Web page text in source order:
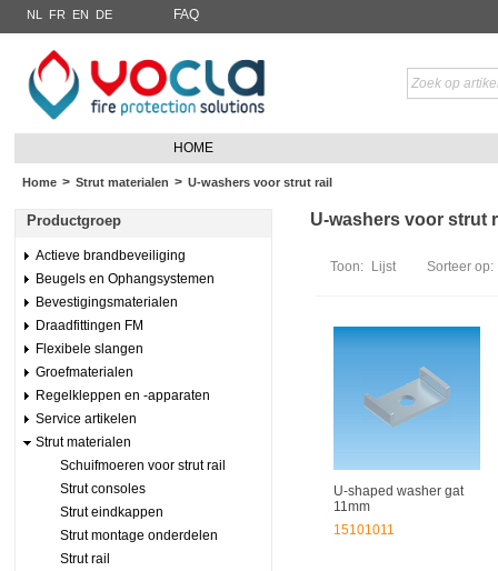
NL FR EN DE FAQ
HOME
Home > Strut materialen > U-washers voor strut rail
Productgroep
Actieve brandbeveiliging
Beugels en Ophangsystemen
Bevestigingsmaterialen
Draadfittingen FM
Flexibele slangen
Groefmaterialen
Regelkleppen en -apparaten
Service artikelen
Strut materialen
Schuifmoeren voor strut rail
Strut consoles
Strut eindkappen
Strut montage onderdelen
Strut rail
U-washers voor strut
Toon: Lijst Sorteer op:
U-shaped washer gat
11mm
15101011